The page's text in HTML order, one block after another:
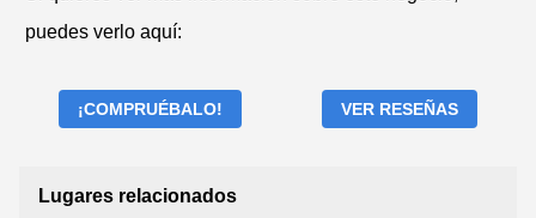
puedes verlo aquí:
¡COMPRUÉBALO! VER RESEÑAS
Lugares relacionados